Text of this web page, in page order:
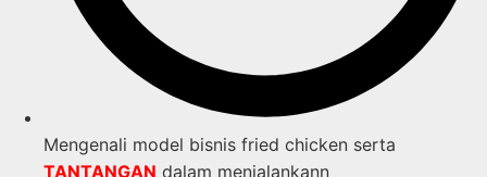
Mengenali model bisnis fried chicken serta
TANTANGAN dalam menjalankann